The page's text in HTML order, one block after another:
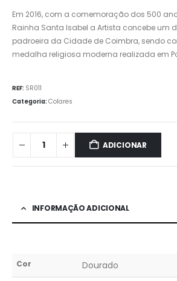
Em 2016, com a comemoração dos 500
Rainha Santa Isabel a Artista concebe um
padroeira da Cidade de Coimbra, sendo
medalha religiosa moderna realizada em
REF: SR011
Categoria: Colares
ADICIONAR
INFORMAÇÃO ADICIONAL
Cor Dourado